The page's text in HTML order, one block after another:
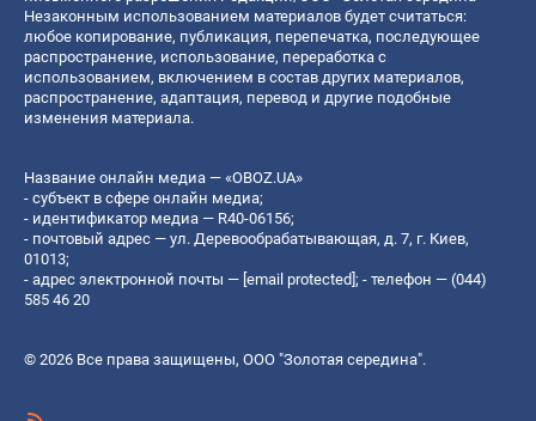
Незаконным использованием материалов будет считаться:
любое копирование, публикация, перепечатка, последующее
распространение, использование, переработка с
использованием, включением в состав других материалов,
распространение, адаптация, перевод и другие подобные
изменения материала.
Название онлайн медиа — «OBOZ.UA»
- субъект в сфере онлайн медиа;
- идентификатор медиа — R40-06156;
- почтовый адрес — ул. Деревообрабатывающая, д. 7, г. Киев,
01013;
- адрес электронной почты — [email protected]; - телефон — (044)
585 46 20
© 2026 Все права защищены, ООО "Золотая середина".